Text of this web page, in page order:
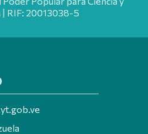
RIF: 20013038-5